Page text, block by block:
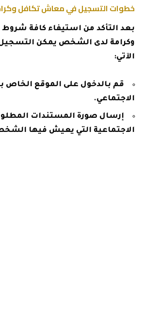
خطوات التسجيل في معاش تكافل
بعد التأكد من استيفاء كافة
وكرامة لدى الشخص يمكن التسجيل
الآتي:
قم بالدخول على الموقع الخاص
الاجتماعي.
إرسال صورة المستندات
الاجتماعية التي يعيش فيها